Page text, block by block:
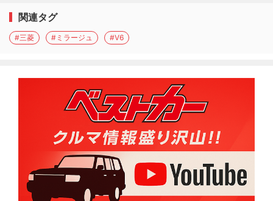
関連タグ
#三菱 #ミラージュ #V6